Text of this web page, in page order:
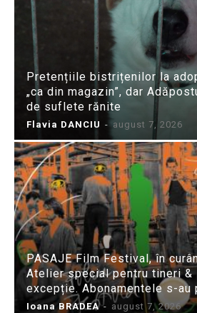
Pretențiile bistrițenilor la
„ca din magazin”, dar
de suflete rănite
Flavia DANCIU - august 7, 2026
PASAJE Film Festival, în
Atelier special pentru tineri
excepție. Abonamentele s-au
Ioana BRADEA - august 7, 2026